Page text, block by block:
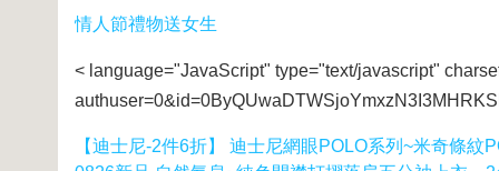
情人節禮物送女生
< language="JavaScript" type="text/javascript"
【迪士尼-2件6折】 迪士尼網眼POLO系列~米奇條紋